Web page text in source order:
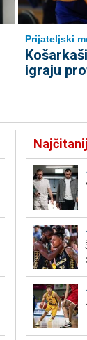
Prijateljski
igraju